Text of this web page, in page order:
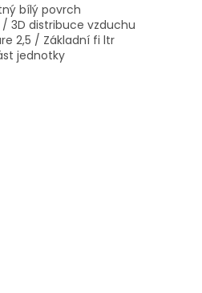
bílý povrch
3D distribuce vzduchu
2,5 / Základní fi ltr
jednotky